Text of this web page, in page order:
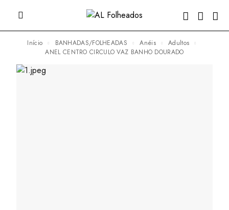
Início BANHADAS/FOLHEADAS Anéis
Adultos
ANEL CENTRO CIRCULO VAZ BANHO DOURADO